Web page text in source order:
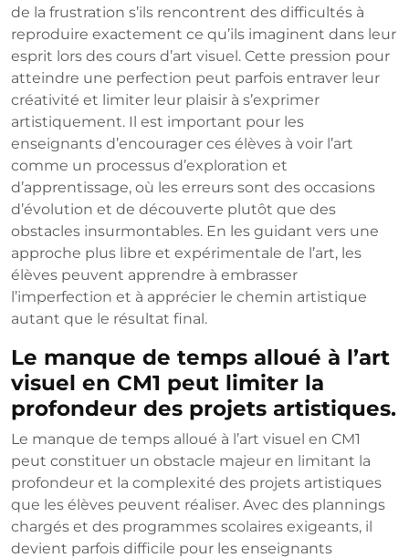
de la frustration s’ils rencontrent des difficultés à
reproduire exactement ce qu’ils imaginent dans leur
esprit lors des cours d’art visuel. Cette pression pour
atteindre une perfection peut parfois entraver leur
créativité et limiter leur plaisir à s’exprimer
artistiquement. Il est important pour les
enseignants d’encourager ces élèves à voir l’art
comme un processus d’exploration et
d’apprentissage, où les erreurs sont des occasions
d’évolution et de découverte plutôt que des
obstacles insurmontables. En les guidant vers une
approche plus libre et expérimentale de l’art, les
élèves peuvent apprendre à embrasser
l’imperfection et à apprécier le chemin artistique
autant que le résultat final.
Le manque de temps alloué à l’art
visuel en CM1 peut limiter la
profondeur des projets artistiques.
Le manque de temps alloué à l’art visuel en CM1
peut constituer un obstacle majeur en limitant la
profondeur et la complexité des projets artistiques
que les élèves peuvent réaliser. Avec des plannings
chargés et des programmes scolaires exigeants, il
devient parfois difficile pour les enseignants